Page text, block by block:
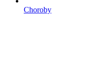
Choroby